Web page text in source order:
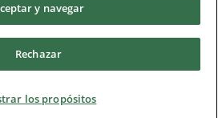
· Shopfully Marketing S.L.U. –
Política de privacidad
y navegar
Rechazar
los propósitos